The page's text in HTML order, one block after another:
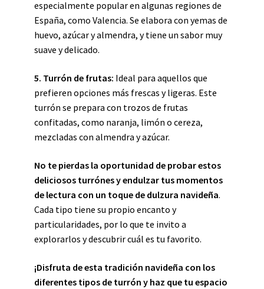
especialmente popular en algunas regiones de
España, como Valencia. Se elabora con yemas de
huevo, azúcar y almendra, y tiene un sabor muy
suave y delicado.
5. Turrón de frutas: Ideal para aquellos que
prefieren opciones más frescas y ligeras. Este
turrón se prepara con trozos de frutas
confitadas, como naranja, limón o cereza,
mezcladas con almendra y azúcar.
No te pierdas la oportunidad de probar estos
deliciosos turrónes y endulzar tus momentos
de lectura con un toque de dulzura navideña.
Cada tipo tiene su propio encanto y
particularidades, por lo que te invito a
explorarlos y descubrir cuál es tu favorito.
¡Disfruta de esta tradición navideña con los
diferentes tipos de turrón y haz que tu espacio